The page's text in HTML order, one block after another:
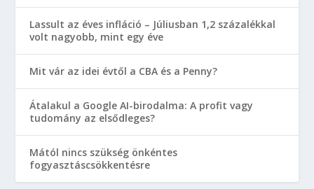
Lassult az éves infláció – Júliusban 1,2 százalékkal
volt nagyobb, mint egy éve
Mit vár az idei évtől a CBA és a Penny?
Átalakul a Google AI-birodalma: A profit vagy
tudomány az elsődleges?
Mától nincs szükség önkéntes
fogyasztáscsökkentésre